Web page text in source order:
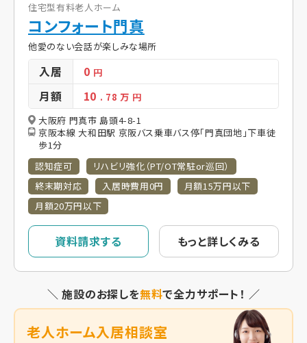
住宅型有料老人ホーム
コンフォート門真
他愛のない会話が楽しみな場所
入居 0 円
月額 10 . 78万 円
大阪府 門真市 島頭4-8-1
京阪本線 大和田駅 京阪バス乗車バス停「門真団地」下車徒
歩1分
認知症可
リハビリ強化（PT/OT常駐or巡回）
終末期対応
入居時費用0円
月額15万円以下
月額20万円以下
資料請求する もっと詳しくみる
＼ 施設のお探しを無料で全力サポート！ ／
老人ホーム入居相談室